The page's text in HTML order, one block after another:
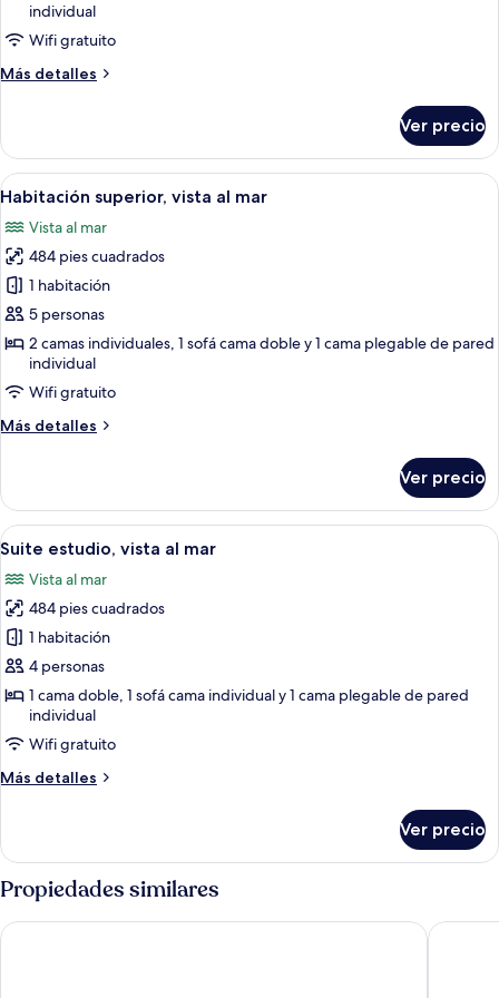
superior
individual
Wifi gratuito
Más detalles
Más
superior
Ver precio
Abrir
todas
las
fotos
de
Habitación
superior,
vista
al
mar
Habitación de hotel con dos camas
13
Habitación superior, vista al mar
Vista al mar
484 pies cuadrados
1 habitación
5 personas
2 camas individuales, 1 sofá cama doble y 1 cama plegable de pared
individual
Wifi gratuito
Más detalles
Más
superior,
vista
al
Ver precio
Abrir
todas
las
fotos
de
Suite
estudio,
vista
al
mar
Una sala de estar moderna con un
13
Suite estudio, vista al mar
Vista al mar
484 pies cuadrados
1 habitación
4 personas
1 cama doble, 1 sofá cama individual y 1 cama plegable de pared
individual
Wifi gratuito
Más detalles
Más
estudio,
vista
al
mar
Ver precio
Propiedades similares
Avlu 4 Apart Hotel double